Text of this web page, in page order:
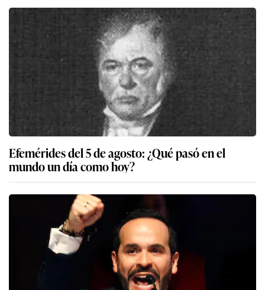
Efemérides del 5 de agosto: ¿Qué pasó en el
mundo un día como hoy?